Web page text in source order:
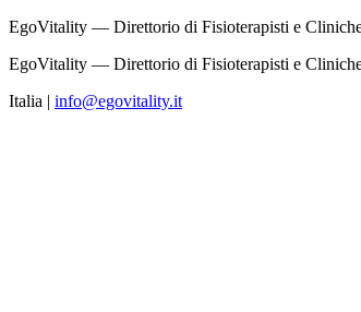
EgoVitality — Direttorio di Fisioterapisti e
EgoVitality — Direttorio di Fisioterapisti e
Italia | info@egovitality.it